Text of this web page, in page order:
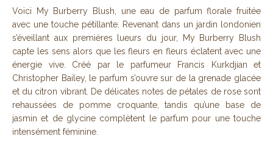
Voici My Burberry Blush, une eau de parfum florale fruitée
avec une touche pétillante. Revenant dans un jardin londonien
s’éveillant aux premières lueurs du jour, My Burberry Blush
capte les sens alors que les fleurs en fleurs éclatent avec une
énergie vive. Créé par le parfumeur Francis Kurkdjian et
Christopher Bailey, le parfum s’ouvre sur de la grenade glacée
et du citron vibrant. De délicates notes de pétales de rose sont
rehaussées de pomme croquante, tandis qu’une base de
jasmin et de glycine complètent le parfum pour une touche
intensément féminine.